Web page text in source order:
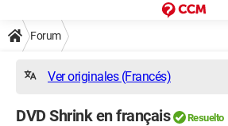
Forum
Ver originales (Francés)
DVD Shrink en français Resuelto